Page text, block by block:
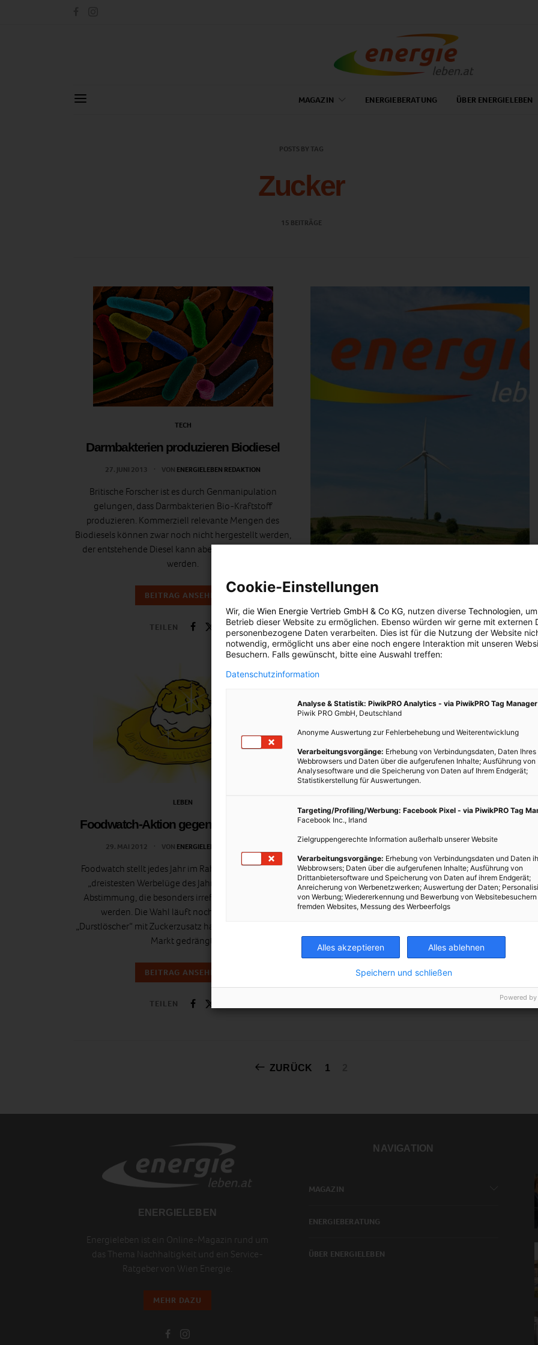
MAGAZIN ENERGIEBERATUNG ÜBER ENERGIELEBEN
POSTS BY TAG
Zucker
15 BEITRÄGE
TECH
Darmbakterien produzieren Biodiesel
27. JUNI 2013 VON ENERGIELEBEN REDAKTION
Britische Forscher ist es durch Genmanipulation
gelungen, dass Darmbakterien Bio-Kraftstoff
produzieren. Kommerziell relevante Mengen des
Biodiesels können zwar noch nicht hergestellt werden,
der entstehende Diesel kann aber direkt eingesetzt
werden.
BEITRAG ANSEHEN
TEILEN
LEBEN
Foodwatch-Aktion gegen Babynahrung
29. MAI 2012 VON ENERGIELEBEN REDAKTION
Foodwatch stellt jedes Jahr im Rahmen der Wahl zur
„dreistesten Werbelüge des Jahres“ Produkte zur
Abstimmung, die besonders irreführend beworben
werden. Die Wahl läuft noch. Einen Baby-
„Durstlöscher“ mit Zuckerzusatz hat sie schon aus dem
Markt gedrängt.
BEITRAG ANSEHEN
TEILEN
Hipp: Dafür stehe ich mit meinem Namen
11. AUGUST 2012 VONBIOBELLA STRANZL
Muttermilch auch feste Nahrung am Menüplan steht
TEILEN
Seitennummerierung
ZURÜCK 1
ENERGIELEBEN
Energieleben ist ein Online-Magazin rund um
das Thema Nachhaltigkeit und ein Service-
Ratgeber von Wien Energie.
MEHR DAZU
NAVIGATION
MAGAZIN
ENERGIEBERATUNG
ÜBER ENERGIELEBEN
Cookie-Einstellungen
Wir, die Wien Energie Vertrieb GmbH & Co KG, nutzen diverse Technologien,
Betrieb dieser Website zu ermöglichen. Ebenso würden wir gerne mit externen
personenbezogene Daten verarbeiten. Dies ist für die Nutzung der Website
notwendig, ermöglicht uns aber eine noch engere Interaktion mit unseren
Besuchern. Falls gewünscht, bitte eine Auswahl treffen:
Datenschutzinformation
Analyse & Statistik: PiwikPRO Analytics - via PiwikPRO Tag Manager
Piwik PRO GmbH, Deutschland
Anonyme Auswertung zur Fehlerbehebung und Weiterentwicklung
Verarbeitungsvorgänge: Erhebung von Verbindungsdaten, Daten Ihres
Webbrowsers und Daten über die aufgerufenen Inhalte; Ausführung von
Analysesoftware und die Speicherung von Daten auf Ihrem Endgerät;
Statistikerstellung für Auswertungen.
Targeting/Profiling/Werbung: Facebook Pixel - via PiwikPRO Tag
Facebook Inc., Irland
Zielgruppengerechte Information außerhalb unserer Website
Verarbeitungsvorgänge: Erhebung von Verbindungsdaten und Daten
Webbrowsers; Daten über die aufgerufenen Inhalte; Ausführung von
Drittanbietersoftware und Speicherung von Daten auf ihrem Endgerät;
Anreicherung von Werbenetzwerken; Auswertung der Daten;
von Werbung; Wiedererkennung und Bewerbung von
fremden Websites, Messung des Werbeerfolgs
Alles akzeptieren Alles ablehnen
Speichern und schließen
Powered by